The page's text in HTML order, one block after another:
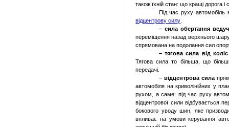
також їхній стан: що кращі дорога
Під час руху автомобіль
відцентрову силу
– сила обертання
переміщення назад верхнього
спрямована на подолання сил
– тягова сила від коліс
Тягова сила то більша, що
передачі.
– відцентрова сила
автомобіля на криволінійних у
рухом, а саме: під час руху
відцентрової сили відбувається
бокового уводу шин, яке
впливає на умови керування